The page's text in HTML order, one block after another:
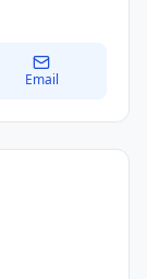
Email